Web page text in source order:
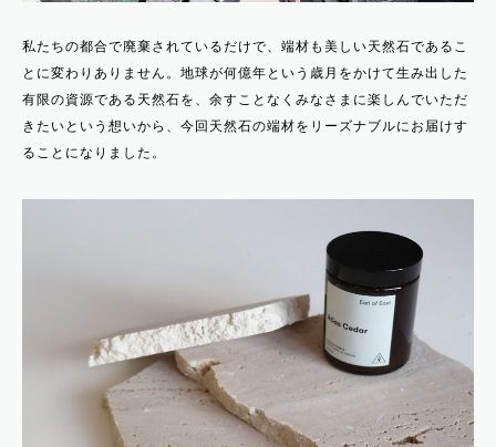
私たちの都合で廃棄されているだけで、端材も美しい天然石であるこ
とに変わりありません。地球が何億年という歳月をかけて生み出した
有限の資源である天然石を、余すことなくみなさまに楽しんでいただ
きたいという想いから、今回天然石の端材をリーズナブルにお届けす
ることになりました。